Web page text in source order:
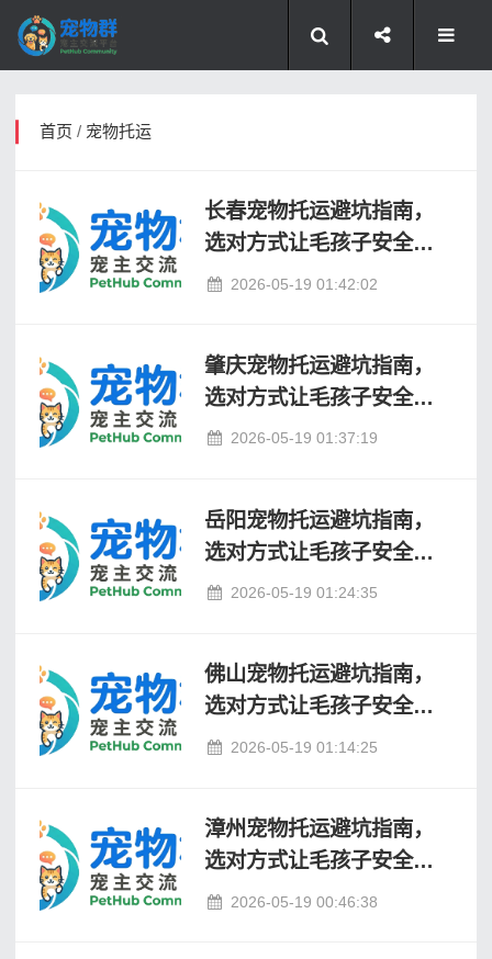
首页 / 宠物托运
长春宠物托运避坑指南，
选对方式让毛孩子安全到
家 2026-05-19 01:42:02
肇庆宠物托运避坑指南，
选对方式让毛孩子安全到
家 2026-05-19 01:37:19
岳阳宠物托运避坑指南，
选对方式让毛孩子安全到
家 2026-05-19 01:24:35
佛山宠物托运避坑指南，
选对方式让毛孩子安全到
家 2026-05-19 01:14:25
漳州宠物托运避坑指南，
选对方式让毛孩子安全到
家 2026-05-19 00:46:38